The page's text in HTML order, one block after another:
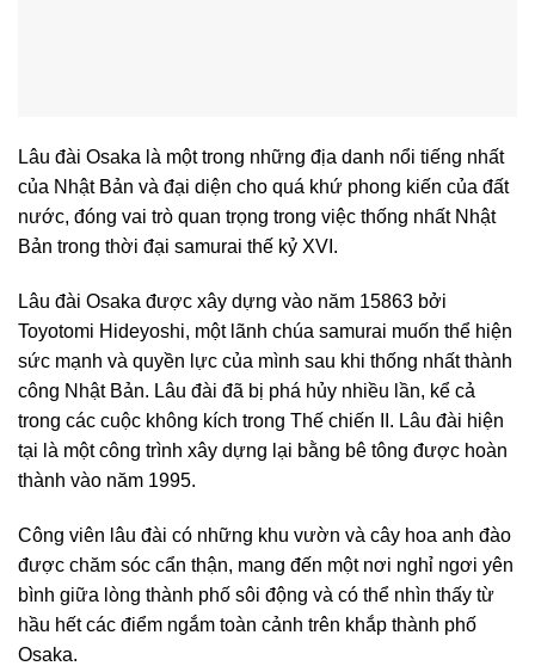
Lâu đài Osaka là một trong những địa danh nổi tiếng nhất
của Nhật Bản và đại diện cho quá khứ phong kiến của đất
nước, đóng vai trò quan trọng trong việc thống nhất Nhật
Bản trong thời đại samurai thế kỷ XVI.
Lâu đài Osaka được xây dựng vào năm 15863 bởi
Toyotomi Hideyoshi, một lãnh chúa samurai muốn thể hiện
sức mạnh và quyền lực của mình sau khi thống nhất thành
công Nhật Bản. Lâu đài đã bị phá hủy nhiều lần, kể cả
trong các cuộc không kích trong Thế chiến II. Lâu đài hiện
tại là một công trình xây dựng lại bằng bê tông được hoàn
thành vào năm 1995.
Công viên lâu đài có những khu vườn và cây hoa anh đào
được chăm sóc cẩn thận, mang đến một nơi nghỉ ngơi yên
bình giữa lòng thành phố sôi động và có thể nhìn thấy từ
hầu hết các điểm ngắm toàn cảnh trên khắp thành phố
Osaka.